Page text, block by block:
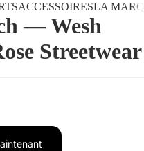
ACCESSOIRESLA
— Wesh
Streetwear